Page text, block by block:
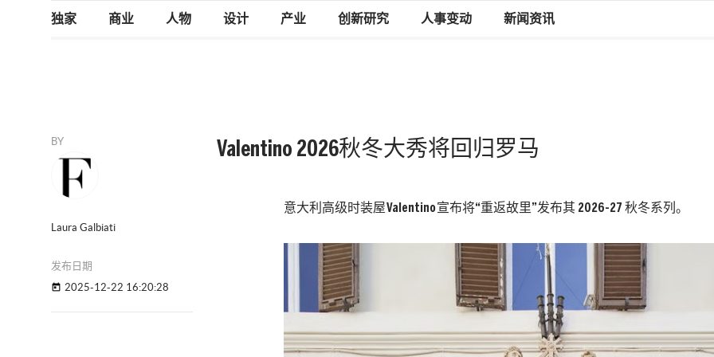
独家 商业 人物 设计 产业 创新研究 人事变动 新闻资讯
BY
Laura Galbiati
发布日期
today 2025-12-22 16:20:28
Valentino 2026秋冬大秀将回归罗马
意大利高级时装屋Valentino宣布将“重返故里”发布其 2026-27 秋冬系列。